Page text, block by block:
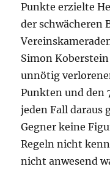
Punkte erzielte
der schwächeren
Simon
unnötig
Punkten und den
jeden Fall daraus
Gegner keine
Regeln nicht
nicht anwesend